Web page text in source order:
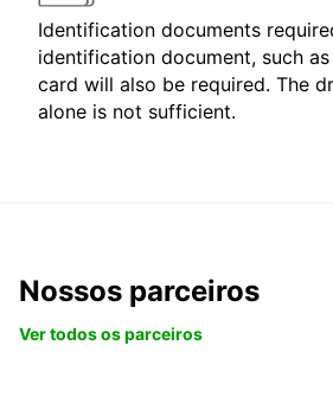
Identification documents
identification document, such
card will also be required. The
alone is not sufficient.
Nossos parceiros
Ver todos os parceiros